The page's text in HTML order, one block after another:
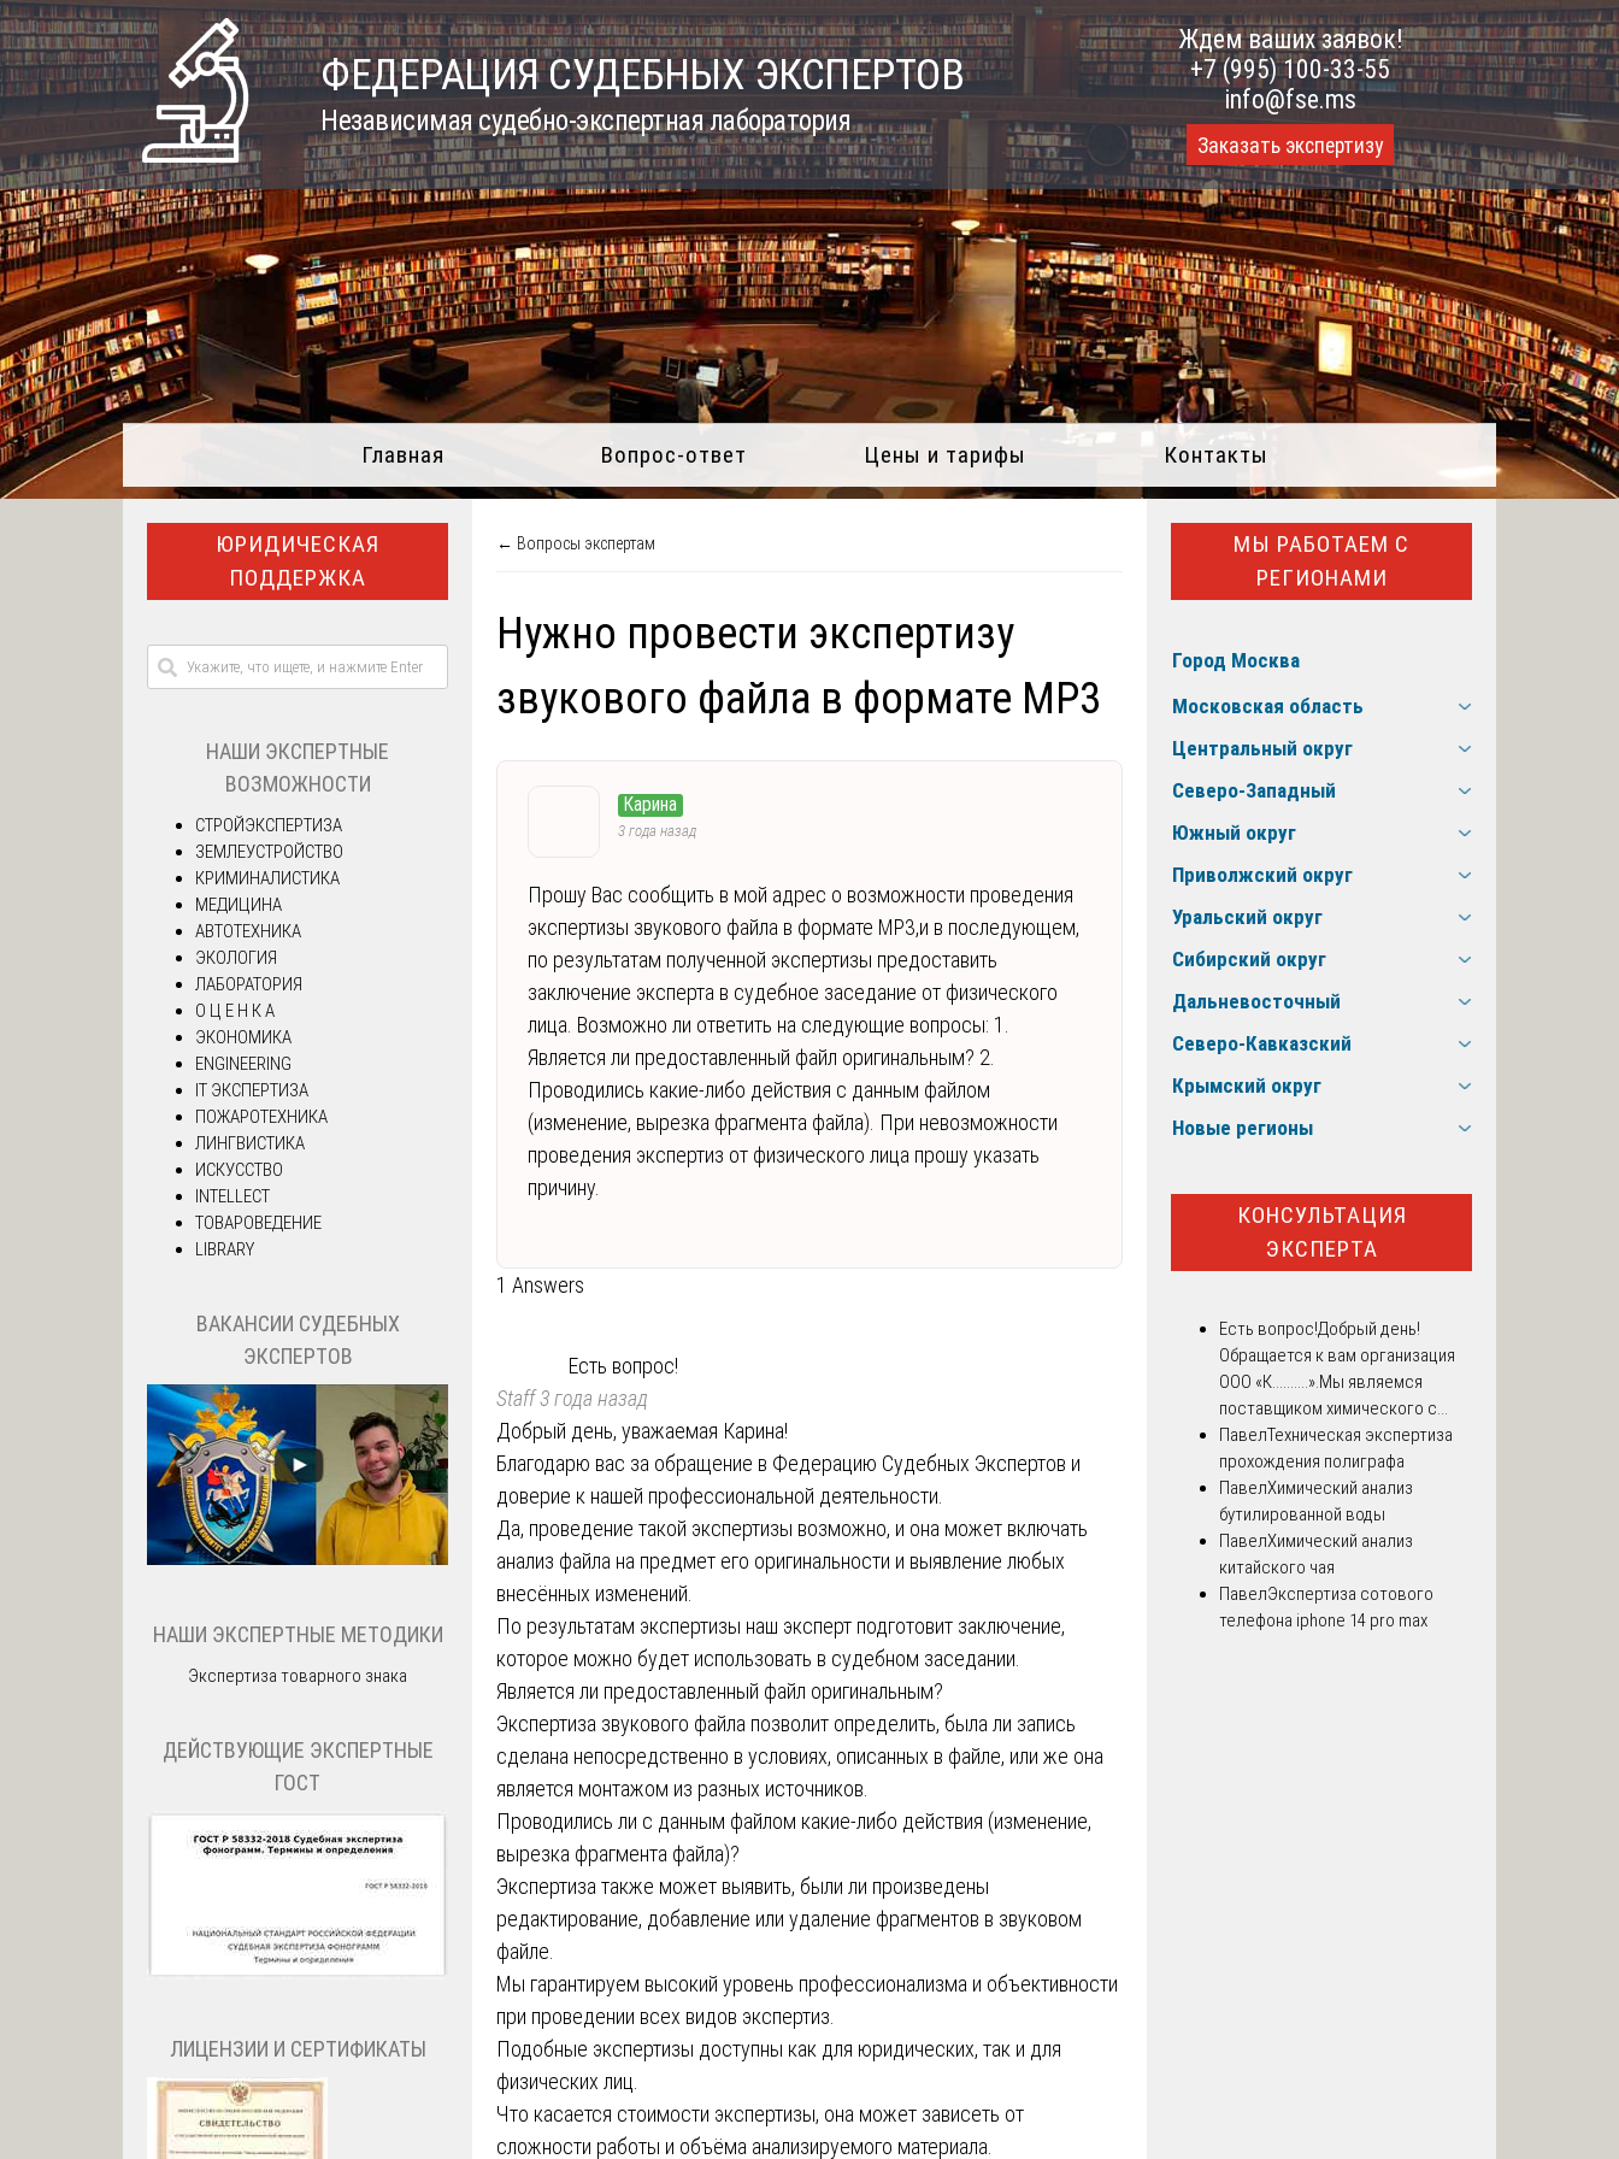
Skip
to
content
ФЕДЕРАЦИЯ СУДЕБНЫХ ЭКСПЕРТОВ
Независимая судебно-экспертная лаборатория
Ждем ваших заявок!
+7 (995) 100-33-55
info@fse.ms
Заказать экспертизу
Главная Вопрос-ответ Цены и тарифы Контакты
← Вопросы экспертам
Нужно провести экспертизу
звукового файла в формате МР3
Карина
3 года назад
Прошу Вас сообщить в мой адрес о возможности проведения
экспертизы звукового файла в формате МР3,и в последующем,
по результатам полученной экспертизы предоставить
заключение эксперта в судебное заседание от физического
лица. Возможно ли ответить на следующие вопросы: 1.
Является ли предоставленный файл оригинальным? 2.
Проводились какие-либо действия с данным файлом
(изменение, вырезка фрагмента файла). При невозможности
проведения экспертиз от физического лица прошу указать
причину.
1 Answers
Есть вопрос!
Staff3 года назад
Добрый день, уважаемая Карина!
Благодарю вас за обращение в Федерацию Судебных Экспертов и
доверие к нашей профессиональной деятельности.
Да, проведение такой экспертизы возможно, и она может включать
анализ файла на предмет его оригинальности и выявление любых
внесённых изменений.
По результатам экспертизы наш эксперт подготовит заключение,
которое можно будет использовать в судебном заседании.
Является ли предоставленный файл оригинальным?
Экспертиза звукового файла позволит определить, была ли запись
сделана непосредственно в условиях, описанных в файле, или же она
является монтажом из разных источников.
Проводились ли с данным файлом какие-либо действия (изменение,
вырезка фрагмента файла)?
Экспертиза также может выявить, были ли произведены
редактирование, добавление или удаление фрагментов в звуковом
файле.
Мы гарантируем высокий уровень профессионализма и объективности
при проведении всех видов экспертиз.
Подобные экспертизы доступны как для юридических, так и для
физических лиц.
Что касается стоимости экспертизы, она может зависеть от
сложности работы и объёма анализируемого материала.
ЮРИДИЧЕСКАЯ
ПОДДЕРЖКА
НАШИ ЭКСПЕРТНЫЕ
ВОЗМОЖНОСТИ
СТРОЙЭКСПЕРТИЗА
ЗЕМЛЕУСТРОЙСТВО
КРИМИНАЛИСТИКА
МЕДИЦИНА
АВТОТЕХНИКА
ЭКОЛОГИЯ
ЛАБОРАТОРИЯ
О Ц Е Н К А
ЭКОНОМИКА
ENGINEERING
IT ЭКСПЕРТИЗА
ПОЖАРОТЕХНИКА
ЛИНГВИСТИКА
ИСКУССТВО
INTELLECT
ТОВАРОВЕДЕНИЕ
LIBRARY
ВАКАНСИИ СУДЕБНЫХ
ЭКСПЕРТОВ
НАШИ ЭКСПЕРТНЫЕ МЕТОДИКИ
Экспертиза товарного знака
ДЕЙСТВУЮЩИЕ ЭКСПЕРТНЫЕ
ГОСТ
ЛИЦЕНЗИИ И СЕРТИФИКАТЫ
МЫ РАБОТАЕМ С
РЕГИОНАМИ
Город Москва
Московская область
Центральный округ
Северо-Западный
Южный округ
Приволжский округ
Уральский округ
Сибирский округ
Дальневосточный
Северо-Кавказский
Крымский округ
Новые регионы
КОНСУЛЬТАЦИЯ
ЭКСПЕРТА
Есть вопрос!Добрый день!
Обращается к вам организация
ООО «К..........».Мы являемся
поставщиком химического с...
ПавелТехническая экспертиза
прохождения полиграфа
ПавелХимический анализ
бутилированной воды
ПавелХимический анализ
китайского чая
ПавелЭкспертиза сотового
телефона iphone 14 pro max